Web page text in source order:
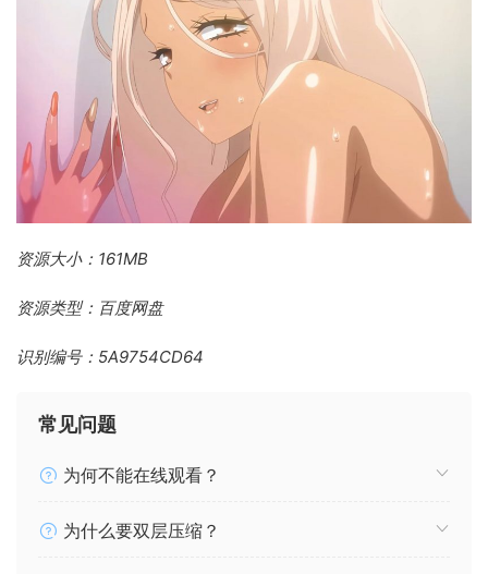
资源大小：161MB
资源类型：百度网盘
识别编号：5A9754CD64
常见问题
为何不能在线观看？
为什么要双层压缩？